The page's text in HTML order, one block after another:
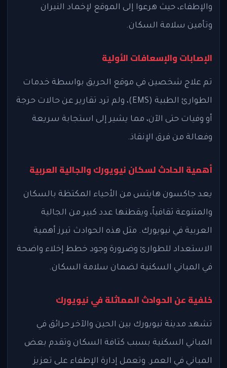
والإطفاء، حيث هرعوا إلى الموقع لإخماد النيران
وتأمين سلامة السكان.
الإصابات والإسعافات الأولية
تم علاج شخصين في موقع الحريق بواسطة خدمات
الطوارئ الطبية (EMS)، ولم ترد تقارير عن حالات حرجة
أو وفيات حتى الآن، مما يشير إلى استجابة سريعة
وفعالة من فرق الإنقاذ.
أهمية الحادث لسكان نيويورك والجالية العربية
يعد جاكسون هايتس من الأحياء المكتظة بالسكان
والمتنوعة ثقافياً، ويقطنها عدد كبير من الجالية
العربية في نيويورك. مثل هذه الحوادث تبرز أهمية
الاستعداد للطوارئ وضرورة وجود خطط إخلاء واضحة
في المباني السكنية لضمان سلامة السكان.
خلفية عن الحوادث المماثلة في نيويورك
تشهد مدينة نيويورك بين الحين والآخر حرائق في
المباني السكنية بسبب كثافة السكان وتقدم بعض
المباني في العمر. وتعمل إدارة الإطفاء على تعزيز